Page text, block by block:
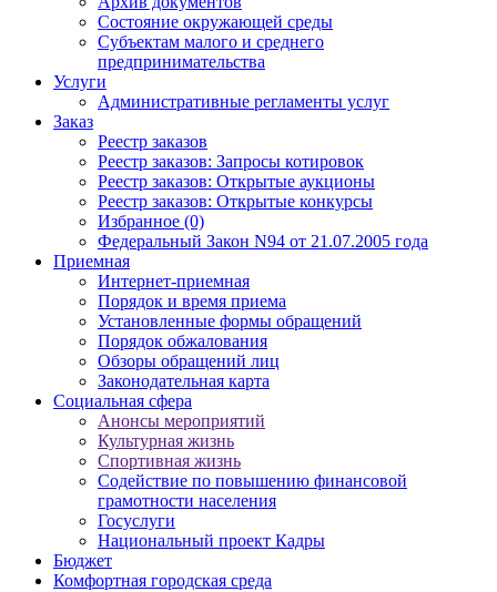
Состояние окружающей среды
Субъектам малого и среднего
предпринимательства
Услуги
Административные регламенты услуг
Заказ
Реестр заказов
Реестр заказов: Запросы котировок
Реестр заказов: Открытые аукционы
Реестр заказов: Открытые конкурсы
Избранное (0)
Федеральный Закон N94 от 21.07.2005 года
Приемная
Интернет-приемная
Порядок и время приема
Установленные формы обращений
Порядок обжалования
Обзоры обращений лиц
Законодательная карта
Социальная сфера
Анонсы мероприятий
Культурная жизнь
Спортивная жизнь
Содействие по повышению финансовой
грамотности населения
Госуслуги
Национальный проект Кадры
Бюджет
Комфортная городская среда